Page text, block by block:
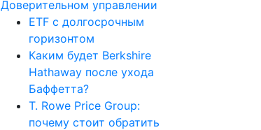
ETF с долгосрочным
горизонтом
Каким будет Berkshire
Hathaway после ухода
Баффетта?
T. Rowe Price Group:
почему стоит обратить